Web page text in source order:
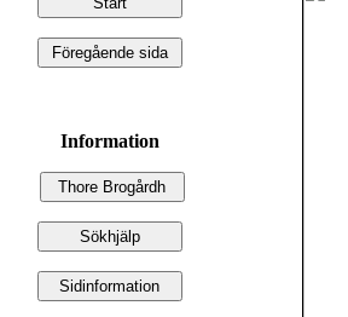
Information